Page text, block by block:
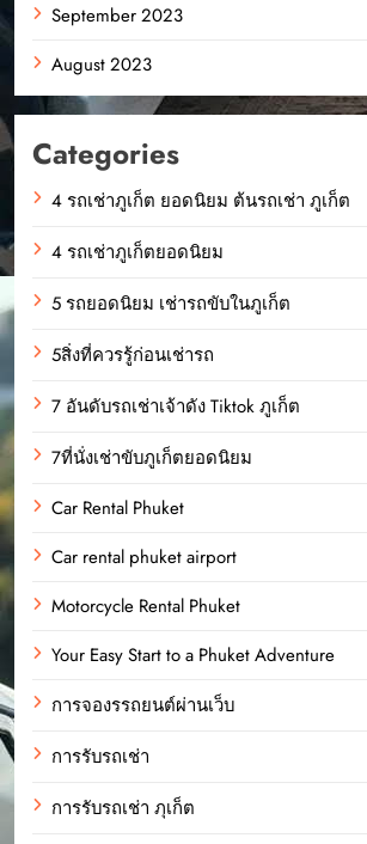
September 2023
August 2023
Categories
4 รถเช่าภูเก็ต ยอดนิยม ต้นรถเช่า ภูเก็ต
4 รถเช่าภูเก็ตยอดนิยม
5 รถยอดนิยม เช่ารถขับในภูเก็ต
5สิ่งที่ควรรู้ก่อนเช่ารถ
7 อันดับรถเช่าเจ้าดัง Tiktok ภูเก็ต
7ที่นั่งเช่าขับภูเก็ตยอดนิยม
Car Rental Phuket
Car rental phuket airport
Motorcycle Rental Phuket
Your Easy Start to a Phuket Adventure
การจองรรถยนต์ผ่านเว็บ
การรับรถเช่า
การรับรถเช่า ภุเก็ต